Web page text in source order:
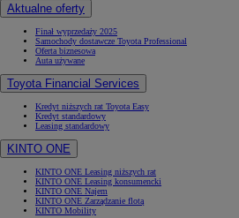
Aktualne oferty
Finał wyprzedaży 2025
Samochody dostawcze Toyota Professional
Oferta biznesowa
Auta używane
Toyota Financial Services
Kredyt niższych rat Toyota Easy
Kredyt standardowy
Leasing standardowy
KINTO ONE
KINTO ONE Leasing niższych rat
KINTO ONE Leasing konsumencki
KINTO ONE Najem
KINTO ONE Zarządzanie flotą
KINTO Mobility